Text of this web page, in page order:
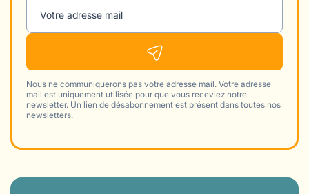
Votre adresse mail
Nous ne communiquerons pas votre adresse mail. Votre adresse
mail est uniquement utilisée pour que vous receviez notre
newsletter. Un lien de désabonnement est présent dans toutes nos
newsletters.